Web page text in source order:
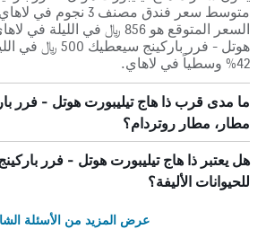
متوسط ​​سعر فندق مصنف 3
السعر المتوقع هو 856 ﷼ في
هوتل - فرر
42% وسطياً في لاهاي.
ما مدى قرب ذا هاج تيليبورت هوتل - فرر
مطار، مطار روتردام؟
هل يعتبر ذا هاج تيليبورت هوتل - فرر
للحيوانات الأليفة؟
عرض المزيد من الأسئلة